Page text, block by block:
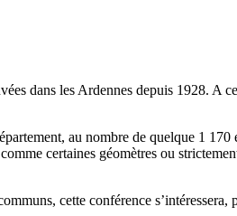
dans les Ardennes depuis 1928. A
au nombre de quelque 1 170
certaines géomètres ou
cette conférence s’intéressera,